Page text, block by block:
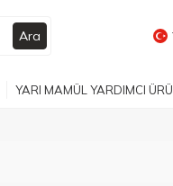
Ara
YARI MAMÜL YARDIMCI